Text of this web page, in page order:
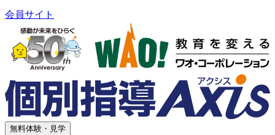
会員サイト
無料体験・見学